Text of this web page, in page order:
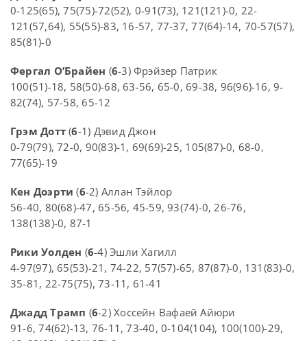
0-125(65), 75(75)-72(52), 0-91(73), 121(121)-0, 22-
121(57,64), 55(55)-83, 16-57, 77-37, 77(64)-14, 70-57(57),
85(81)-0
Фергал О’Брайен (6-3) Фрэйзер Патрик
100(51)-18, 58(50)-68, 63-56, 65-0, 69-38, 96(96)-16, 9-
82(74), 57-58, 65-12
Грэм Дотт (6-1) Дэвид Джон
0-79(79), 72-0, 90(83)-1, 69(69)-25, 105(87)-0, 68-0,
77(65)-19
Кен Доэрти (6-2) Аллан Тэйлор
56-40, 80(68)-47, 65-56, 45-59, 93(74)-0, 26-76,
138(138)-0, 87-1
Рики Уолден (6-4) Эшли Хагилл
4-97(97), 65(53)-21, 74-22, 57(57)-65, 87(87)-0, 131(83)-0,
35-81, 22-75(75), 73-11, 61-41
Джадд Трамп (6-2) Хоссейн Вафаей Айюри
91-6, 74(62)-13, 76-11, 73-40, 0-104(104), 100(100)-29,